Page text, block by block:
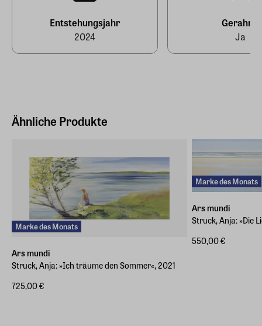
info@arsmundi.de
Entstehungsjahr
2024
Gerahmt
Ja
Ähnliche Produkte
Marke des Monats
Ars mundi
Struck, Anja: ​»Ich träume den Sommer«, 2021
725,00 €
Marke des Monats
Ars mundi
Struck, Anja: »Die
550,00 €